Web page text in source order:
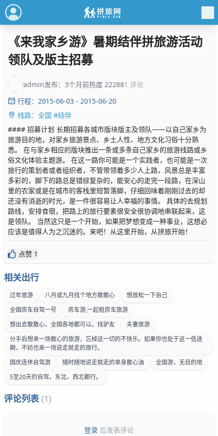
《来我家乡游》暑期结伴拼旅游活动
领队及版主招募
admin发布：3个月前热度 222881 评论
行程：2015-06-03 - 2015-06-20
线路：全国 #结伴
#### 招募计划 长期招募各城市版块版主及领队——以自己家乡为
旅游目的地，对家乡旅游景点、乡土人性、地方文化习俗十分熟
悉。 在与家乡相应的版块推出一条或多条自己家乡的旅游线路或乡
俗文化体验主题游。 在这一路你可能是一个实践者，也可能是一次
旅行的策划者或者组织者，不管带领着多少人上路，风景总是丰富
多彩的，脚下的路总是错综复杂的，能安心的走完一段路，在深山
里的农家或是在城市的客栈里短暂落脚，仔细回味着刚刚过去的却
还没有消逝的时光，是一件很容易让人幸福的事情。 具体的去规划
路线，安排食宿，把路上的旅行要素很安全很协调地串联起来，这
是领队。 当然这只是一个开始，如果把梦想变成一种事业，这想必
应该是值得人为之沉迷的。来吧！从这里开始，从拼旅开始！
点赞 1
相关出行
过年旅游 八月或九月找个地方散散心
想放松一下自己
全国房车自驾一号
房车游,一起租房车旅游
想出去散散心，全国各地都可以。找驴友
夫妻旅游
分手后想来一场散心的旅游，忘掉这一切的不快乐。如果你也处于这一低迷
期，不妨也来一场说走就走的旅行。
国庆连休自驾游
随时随地说走就走的单身散心油
全国游，无目的地
5至20天的自驾，东北、西北都行。
评论列表(1)
登录 后发表评论